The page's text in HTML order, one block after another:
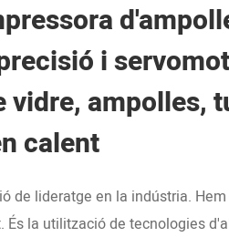
i
ampolles,
calent
de lideratge en la indústria.
la utilització de tecnologies